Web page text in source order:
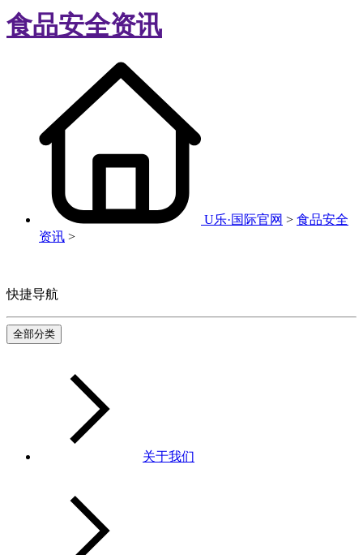
食品安全资讯
U乐·国际官网 > 食品安全
资讯 >
快捷导航
全部分类
关于我们